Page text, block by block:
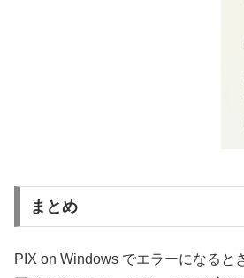
まとめ
PIX on Windows でエラーになると